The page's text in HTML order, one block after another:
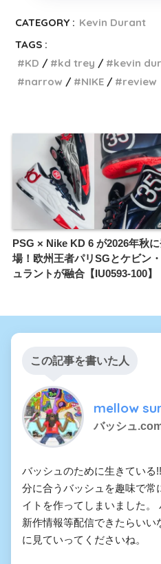
CATEGORY : Kevin Durant
TAGS :
KD
kd trey kevin
narrow
NIKE review
PSG × Nike KD 6 が2026年秋
場！欧州王者パリSGとケビン
ュラントが融合【IU0593-100】
この記事を書いた人
mellow
バッシュ
バッシュのために生きている
分に合うバッシュを趣味で常
イトを作ってしまいました。
新作情報等配信できたらいい
に見ていってくださいね。